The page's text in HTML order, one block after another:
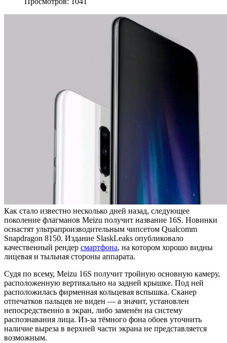
Как стало известно несколько дней назад, следующее
поколение флагманов Meizu получит название 16S. Новинки
оснастят ультрапроизводительным чипсетом Qualcomm
Snapdragon 8150. Издание SlaskLeaks опубликовало
качественный рендер смартфона, на котором хорошо видны
лицевая и тыльная стороны аппарата.
Судя по всему, Meizu 16S получит тройную основную камеру,
расположенную вертикально на задней крышке. Под ней
расположилась фирменная кольцевая вспышка. Сканер
отпечатков пальцев не виден — а значит, установлен
непосредственно в экран, либо заменён на систему
распознавания лица. Из-за тёмного фона обоев уточнить
наличие выреза в верхней части экрана не представляется
возможным.